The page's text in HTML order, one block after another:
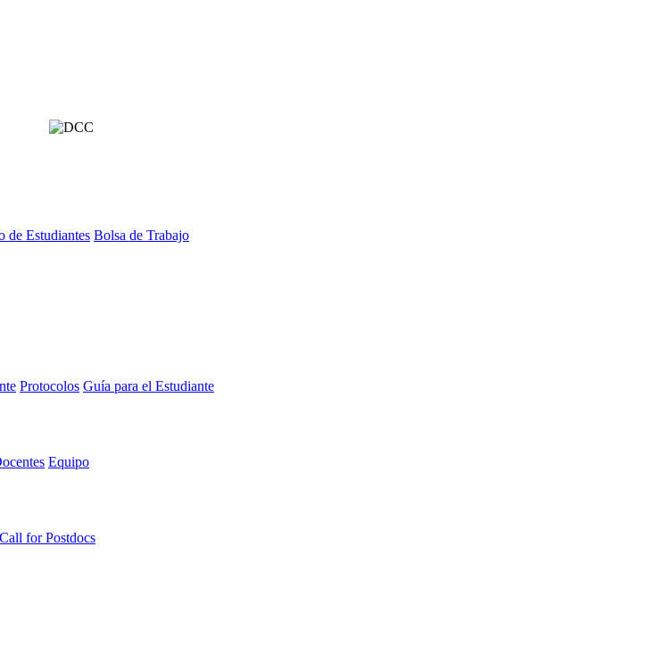
de Estudiantes Bolsa de Trabajo
Protocolos Guía para el Estudiante
Equipo
Call for Postdocs